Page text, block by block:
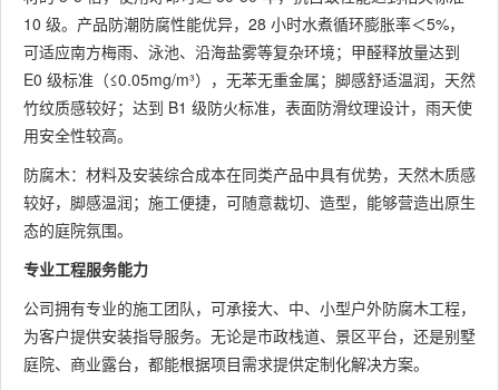
10 级。产品防潮防腐性能优异，28 小时水煮循环膨胀率＜5%，
可适应南方梅雨、泳池、沿海盐雾等复杂环境；甲醛释放量达到
E0 级标准（≤0.05mg/m³），无苯无重金属；脚感舒适温润，天然
竹纹质感较好；达到 B1 级防火标准，表面防滑纹理设计，雨天使
用安全性较高。
防腐木：材料及安装综合成本在同类产品中具有优势，天然木质感
较好，脚感温润；施工便捷，可随意裁切、造型，能够营造出原生
态的庭院氛围。
专业工程服务能力
公司拥有专业的施工团队，可承接大、中、小型户外防腐木工程，
为客户提供安装指导服务。无论是市政栈道、景区平台，还是别墅
庭院、商业露台，都能根据项目需求提供定制化解决方案。